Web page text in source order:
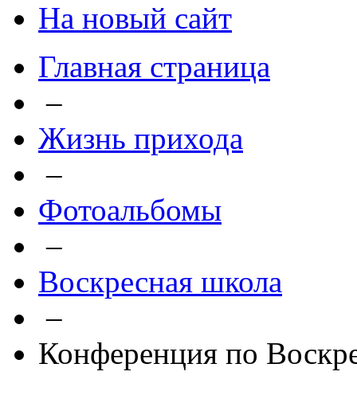
На новый сайт
Главная страница
–
Жизнь прихода
–
Фотоальбомы
–
Воскресная школа
–
Конференция по